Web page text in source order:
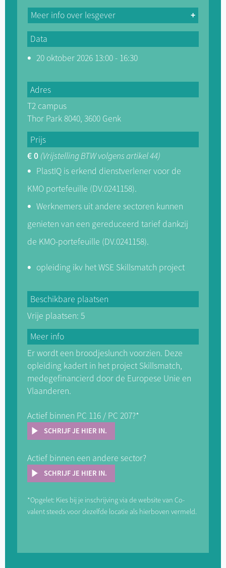
Meer info over lesgever
Data
20 oktober 2026 13:00 - 16:30
Adres
T2 campus
Thor Park 8040, 3600 Genk
Prijs
€ 0 (Vrijstelling BTW volgens artikel 44)
PlastIQ is erkend dienstverlener voor de
KMO portefeuille (DV.0241158).
Werknemers uit andere sectoren kunnen
genieten van een gereduceerd tarief dankzij
de KMO-portefeuille (DV.0241158).
opleiding ikv het WSE Skillsmatch project
Beschikbare plaatsen
Vrije plaatsen: 5
Meer info
Er wordt een broodjeslunch voorzien. Deze
opleiding kadert in het project Skillsmatch,
medegefinancierd door de Europese Unie en
Vlaanderen.
Actief binnen PC 116 / PC 207?*
SCHRIJF JE HIER IN.
Actief binnen een andere sector?
SCHRIJF JE HIER IN.
*Opgelet: Kies bij je inschrijving via de website van Co-
valent steeds voor dezelfde locatie als hierboven vermeld.